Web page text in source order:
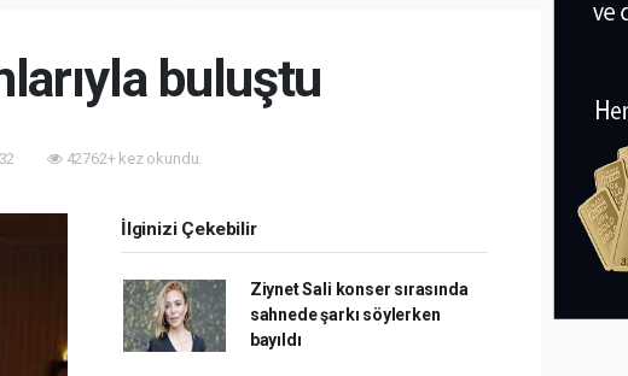
buluştu
42762+ kez okundu.
İlginizi Çekebilir
Ziynet Sali konser sırasında
sahnede şarkı söylerken
bayıldı